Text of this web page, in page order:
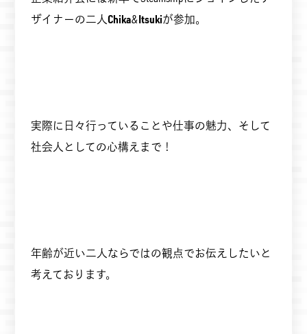
ザイナーの二人Chika&Itsukiが参加。
実際に日々行っていることや仕事の魅力、そして
社会人としての心構えまで！
年齢が近い二人ならではの観点でお伝えしたいと
考えております。